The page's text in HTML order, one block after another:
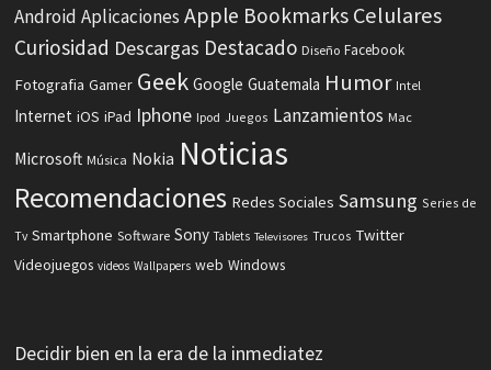
Android Aplicaciones Apple Bookmarks Celulares
Curiosidad Descargas Destacado Diseño Facebook
Fotografia Gamer Geek Google Guatemala Humor Intel
Internet iOS iPad Iphone Ipod Juegos Lanzamientos Mac
Microsoft Música Nokia Noticias
Recomendaciones Redes Sociales Samsung Series de
Tv Smartphone Software Sony Tablets Televisores Trucos Twitter
Videojuegos videos Wallpapers web Windows
Decidir bien en la era de la inmediatez